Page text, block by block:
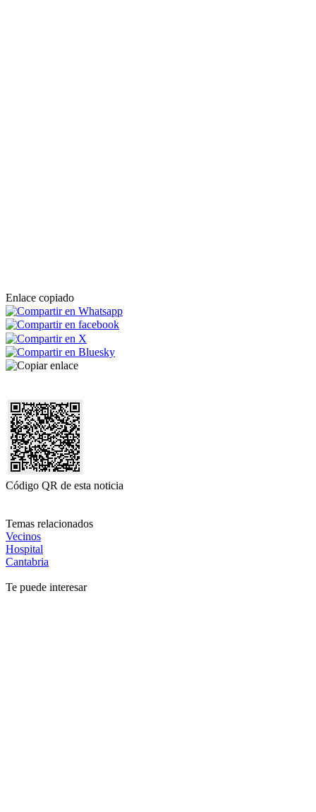
Enlace copiado
Código QR de esta noticia
Temas relacionados
Vecinos
Hospital
Cantabria
Te puede interesar